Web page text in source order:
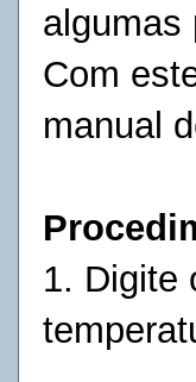
algumas
Com
manual
1. Digite